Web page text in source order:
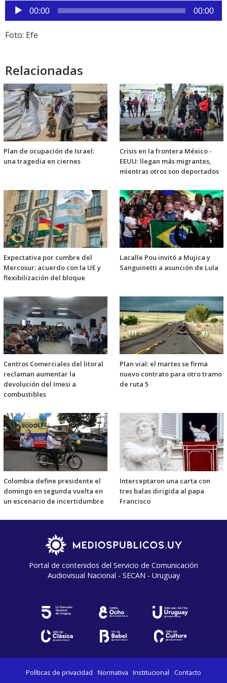
Reproductor
de
audio
00:00 00:00
Foto: Efe
Relacionadas
Plan de ocupación de Israel:
una tragedia en ciernes
Crisis en la frontera México -
EEUU: llegan más migrantes,
mientras otros son deportados
Expectativa por cumbre del
Mercosur: acuerdo con la UE y
flexibilización del bloque
Lacalle Pou invitó a Mujica y
Sanguinetti a asunción de Lula
Centros Comerciales del litoral
reclaman aumentar la
devolución del Imesi a
combustibles
Plan vial: el martes se firma
nuevo contrato para otro tramo
de ruta 5
Colombia define presidente el
domingo en segunda vuelta en
un escenario de incertidumbre
Interceptaron una carta con
tres balas dirigida al papa
Francisco
Portal de contenidos del Servicio de Comunicación
Audiovisual Nacional - SECAN - Uruguay
Políticas de privacidad Normativa Institucional Contacto